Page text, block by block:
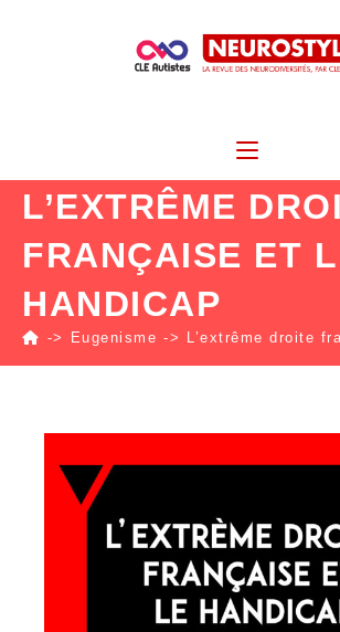
L’EXTRÊME
FRANÇAISE ET
HANDICAP
-> Eugenisme -> L’extrême droite